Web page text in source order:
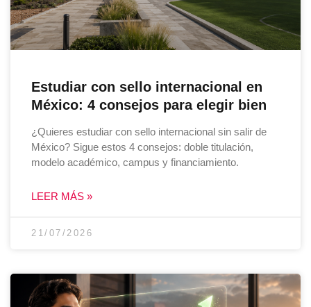
Estudiar con sello internacional en
México: 4 consejos para elegir bien
¿Quieres estudiar con sello internacional sin salir de
México? Sigue estos 4 consejos: doble titulación,
modelo académico, campus y financiamiento.
LEER MÁS »
21/07/2026